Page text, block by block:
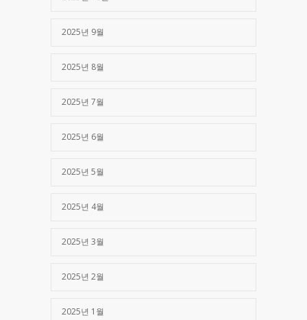
2025년 9월
2025년 8월
2025년 7월
2025년 6월
2025년 5월
2025년 4월
2025년 3월
2025년 2월
2025년 1월